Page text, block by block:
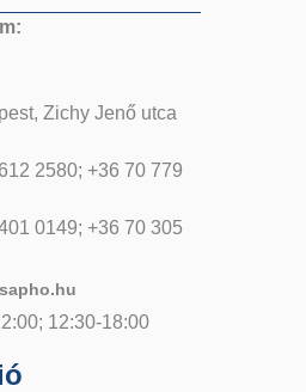
Zichy Jenő utca
2580; +36 70 779
0149; +36 70 305
12:30-18:00